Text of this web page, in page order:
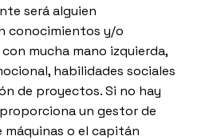
será alguien
conocimientos y/o
mucha mano izquierda,
habilidades sociales
de proyectos. Si no hay
un gestor de
o el capitán